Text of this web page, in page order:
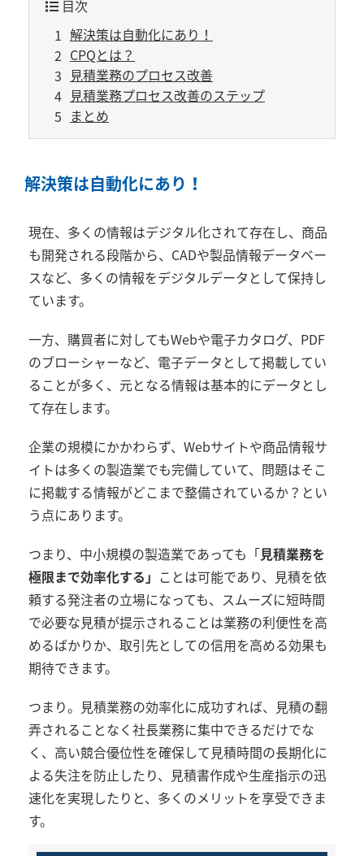
目次
解決策は自動化にあり！
CPQとは？
見積業務のプロセス改善
見積業務プロセス改善のステップ
まとめ
解決策は自動化にあり！
現在、多くの情報はデジタル化されて存在し、商品
も開発される段階から、CADや製品情報データベー
スなど、多くの情報をデジタルデータとして保持し
ています。
一方、購買者に対してもWebや電子カタログ、PDF
のブローシャーなど、電子データとして掲載してい
ることが多く、元となる情報は基本的にデータとし
て存在します。
企業の規模にかかわらず、Webサイトや商品情報サ
イトは多くの製造業でも完備していて、問題はそこ
に掲載する情報がどこまで整備されているか？とい
う点にあります。
つまり、中小規模の製造業であっても「見積業務を
極限まで効率化する」 ことは可能であり、見積を依
頼する発注者の立場になっても、スムーズに短時間
で必要な見積が提示されることは業務の利便性を高
めるばかりか、取引先としての信用を高める効果も
期待できます。
つまり。見積業務の効率化に成功すれば、見積の翻
弄されることなく社長業務に集中できるだけでな
く、高い競合優位性を確保して見積時間の長期化に
よる失注を防止したり、見積書作成や生産指示の迅
速化を実現したりと、多くのメリットを享受できま
す。